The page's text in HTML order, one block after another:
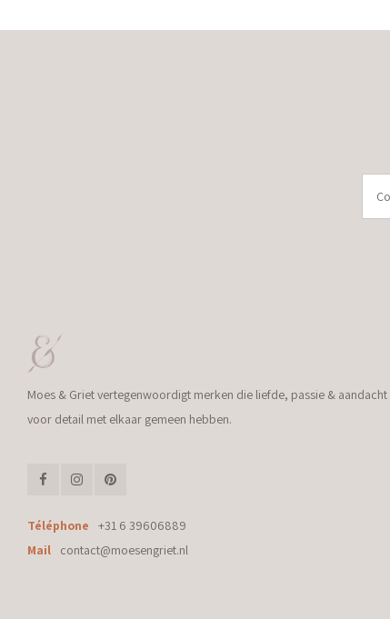
Moes & Griet vertegenwoordigt merken die liefde, passie & aandacht
voor detail met elkaar gemeen hebben.
Téléphone
+31 6 39606889
Mail
contact@moesengriet.nl